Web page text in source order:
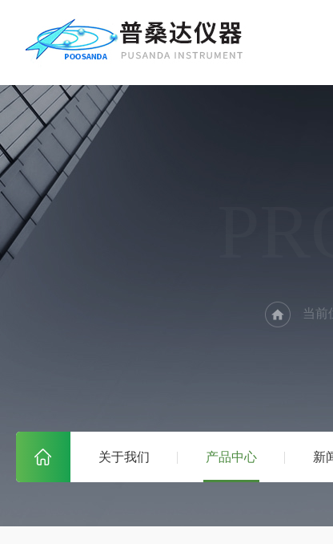
关于我们 产品中心 新
当前